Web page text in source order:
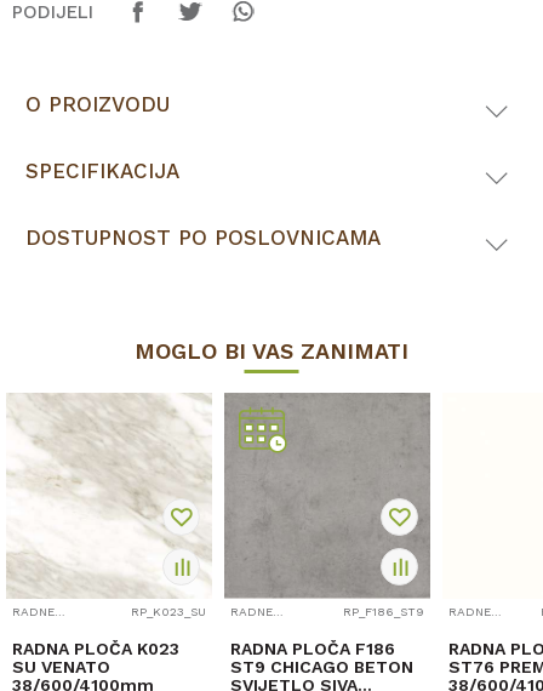
PODIJELI
O PROIZVODU
SPECIFIKACIJA
DOSTUPNOST PO POSLOVNICAMA
MOGLO BI VAS ZANIMATI
RP_K023_SU
RADNA PLOČA K023
SU VENATO
38/600/4100mm
RP_F186_ST9
RADNA PLOČA F186
ST9 CHICAGO BETON
SVIJETLO SIVA
RADNA
ST76
38/600/